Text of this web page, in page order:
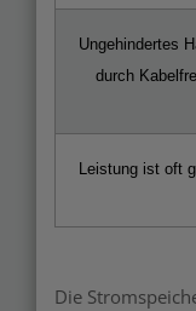
Ungehindertes
durch
Leistung ist oft
Die